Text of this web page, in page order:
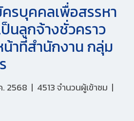
รบุคคลเพื่อสรรหา
ป็นลูกจ้างชั่วคราว
น้าที่สำนักงาน กลุ่ม
2568 | 4513 จำนวนผู้เข้าชม |